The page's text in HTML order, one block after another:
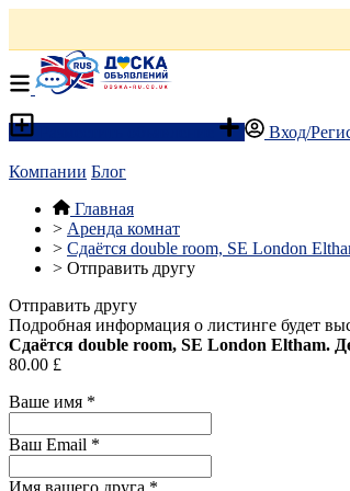
Вход/
Компании Блог
Главная
> Аренда комнат
> Сдаётся double room, SE London
> Отправить другу
Отправить другу
Подробная информация о листинге будет
Сдаётся double room, SE London Eltham.
80.00 £
Ваше имя *
Ваш Email *
Имя вашего друга *